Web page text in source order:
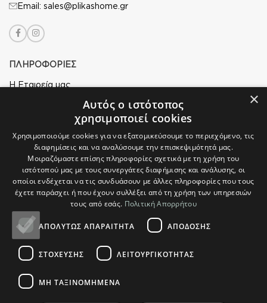
Email: sales@plikashome.gr
ΠΛΗΡΟΦΟΡΙΕΣ
Η Εταιρεία μας
Ασφάλεια Αγορών
Πολιτική Απορρήτου
Επιστροφές
Ο ΛΟΓΑΡΙΑΣΜΟΣ ΜΟΥ
Ο Λογαριασμός μου
Τρόποι Παραγγελίας
Τρόποι Αποστολής
Τρόποι Πληρωμής
×
Αυτός ο ιστότοπος
χρησιμοποιεί cookies
Χρησιμοποιούμε cookies για να εξατομικεύσουμε το περιεχόμενο, τις
διαφημίσεις και να αναλύσουμε την επισκεψιμότητά μας.
Μοιραζόμαστε επίσης πληροφορίες σχετικά με τη χρήση του
ιστότοπού μας με τους συνεργάτες διαφήμισης και ανάλυσης, οι
οποίοι ενδέχεται να τις συνδυάσουν με άλλες πληροφορίες που τους
έχετε παράσχει ή που έχουν συλλέξει από τη χρήση των υπηρεσιών
τους από εσάς. Πολιτική Απορρήτου
ΑΠΟΛΎΤΩΣ ΑΠΑΡΑΊΤΗΤΑ ΑΠΌΔΟΣΗΣ
ΣΤΌΧΕΥΣΗΣ ΛΕΙΤΟΥΡΓΙΚΌΤΗΤΑΣ
ΜΗ ΤΑΞΙΝΟΜΗΜΈΝΑ